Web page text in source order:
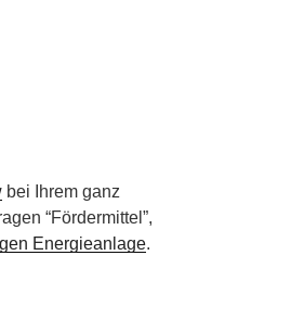
bei Ihrem ganz
“Fördermittel”,
Energieanlage.